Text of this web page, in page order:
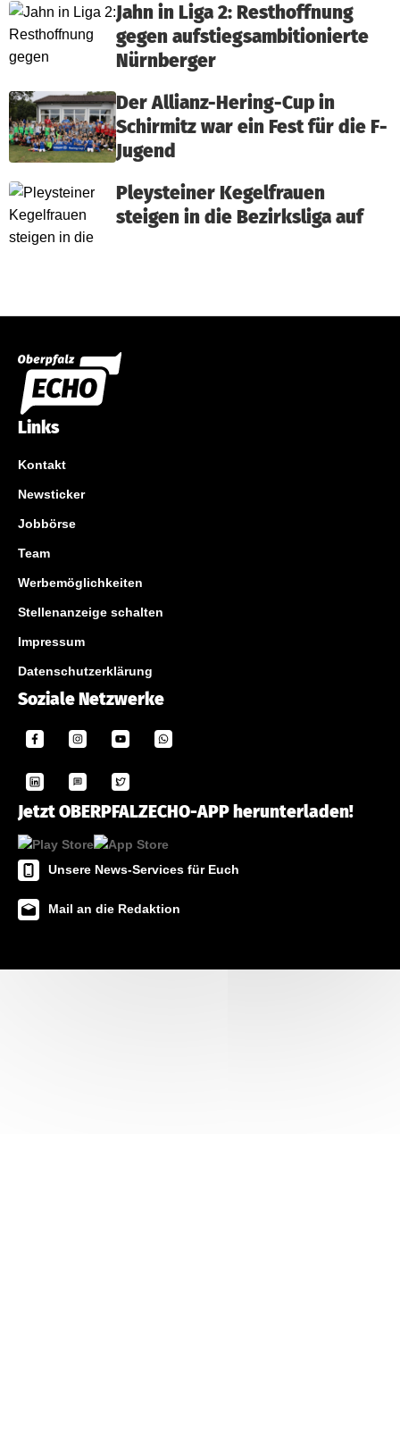
Jahn in Liga 2: Resthoffnung
gegen aufstiegsambitionierte
Nürnberger
Der Allianz-Hering-Cup in
Schirmitz war ein Fest für die F-
Jugend
Pleysteiner Kegelfrauen
steigen in die Bezirksliga auf
Links
Kontakt
Newsticker
Jobbörse
Team
Werbemöglichkeiten
Stellenanzeige schalten
Impressum
Datenschutzerklärung
Soziale Netzwerke
Jetzt OBERPFALZECHO-APP herunterladen!
Unsere News-Services für Euch
Mail an die Redaktion